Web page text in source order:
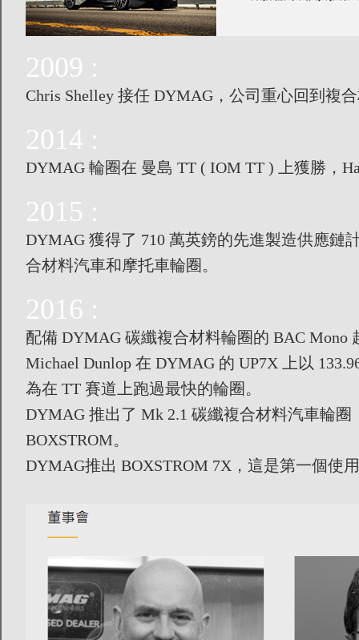
2009 :
Chris Shelley 接任 DYMAG，公司重心回到複
2014 :
DYMAG 輪圈在 曼島 TT ( IOM TT ) 上獲勝，
2015 :
DYMAG 獲得了 710 萬英鎊的先進製造供應鏈
合材料汽車和摩托車輪圈。
2016 :
配備 DYMAG 碳纖複合材料輪圈的 BAC Mono
Michael Dunlop 在 DYMAG 的 UP7X 上以
為在 TT 賽道上跑過最快的輪圈。
DYMAG 推出了 Mk 2.1 碳纖複合材料汽車輪
BOXSTROM。
DYMAG推出 BOXSTROM 7X，這是第一個使